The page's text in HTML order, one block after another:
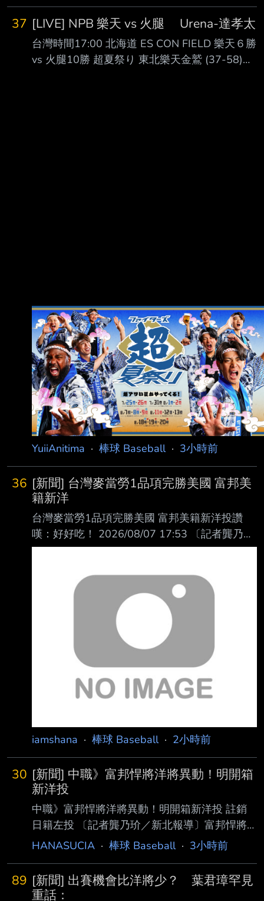
第7棒 岳東華 二壘手 第8棒 高宇杰 捕手 第9棒
宋晟睿 中外野手 先發投手 勝騎士 台鋼雄鷹隊
第1棒 王博玄 右外野手 第2棒 曾子祐 游擊手 第
3棒 吳念庭 三壘手 第4棒 魔 鷹 指定打擊 第5
37 [LIVE] NPB 樂天 vs 火腿 Urena-達孝太
台灣時間17:00 北海道 ES CON FIELD 樂天６勝
vs 火腿10勝 超夏祭り 東北樂天金鷲 (37-58)
YuiiAnitima · 棒球 Baseball· 3小時前
36 [新聞] 台灣麥當勞1品項完勝美國 富邦美
籍新洋
台灣麥當勞1品項完勝美國 富邦美籍新洋投讚
嘆：好好吃！ 2026/08/07 17:53 〔記者龔乃玠
／新北報導〕富邦悍將總教練後藤光尊今天明
將註銷阿部雄大。對首度到海外打球的瑪帝斯來
說，對台灣的麥當勞印象 深刻，直呼漢堡比美
國的更好吃。 瑪帝斯在二軍投2場，戰績0勝0
敗，投5.2局有高達7次四死球，但防禦率僅
1.59，最快球 速151公里。他表示，目前感覺還
不錯，台灣天氣跟他的家鄉佛羅里達滿相似的，
「這是 我第一次到海外打球，我還滿興奮
的。」 瑪帝斯透露在二軍吃
iamshana · 棒球 Baseball· 2小時前
30 [新聞] 中職》富邦悍將洋將異動！明開箱
新洋投
中職》富邦悍將洋將異動！明開箱新洋投 註銷
日籍左投 〔記者龔乃玠／新北報導〕富邦悍將
總教練後藤光尊今天明言，洋投瑪帝斯明天確定
邦決定註銷阿部雄大，後藤光尊表示，今年是阿
部雄大的第一年打職棒，每週丟1場的體 能調整
HANASUCIA · 棒球 Baseball· 3小時前
89 [新聞] 出賽機會比洋將少？ 葉君璋罕見
重話：